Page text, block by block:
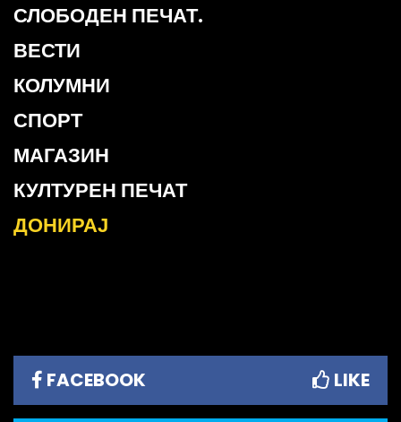
СЛОБОДЕН ПЕЧАТ.
ВЕСТИ
КОЛУМНИ
СПОРТ
МАГАЗИН
КУЛТУРЕН ПЕЧАТ
ДОНИРАЈ
FACEBOOK LIKE